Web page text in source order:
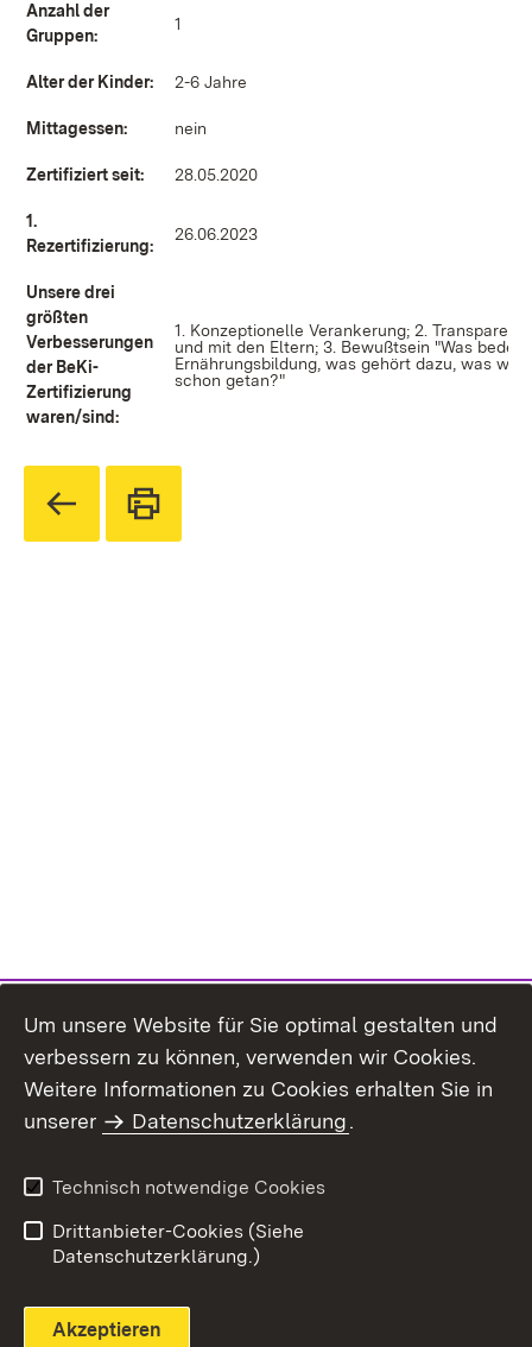
Anzahl der
Gruppen:
1
Alter der Kinder: 2-6 Jahre
Mittagessen: nein
Zertifiziert seit: 28.05.2020
1.
Rezertifizierung:
26.06.2023
Unsere drei
größten
Verbesserungen
der BeKi-
Zertifizierung
waren/sind:
1. Konzeptionelle Verankerung; 2. Transparenz
und mit den Eltern; 3. Bewußtsein "Was
Ernährungsbildung, was gehört dazu, was wird
schon getan?"
Themenübersicht
Um unsere Website für Sie optimal gestalten und
verbessern zu können, verwenden wir Cookies.
Weitere Informationen zu Cookies erhalten Sie in
unserer
Datenschutzerklärung.
Technisch notwendige Cookies
Drittanbieter-Cookies (Siehe
Datenschutzerklärung.)
Akzeptieren